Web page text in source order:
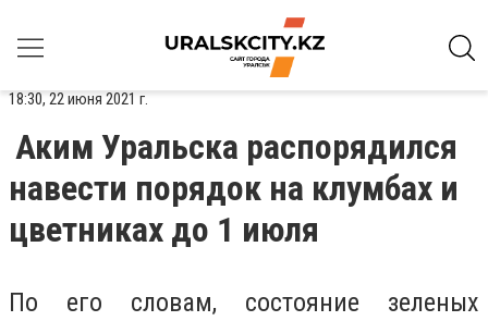
18:30, 22 июня 2021 г.
Аким Уральска распорядился
навести порядок на клумбах и
цветниках до 1 июля
По его словам, состояние зеленых